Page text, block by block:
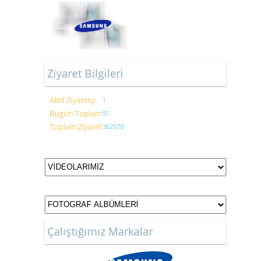
Ziyaret Bilgileri
Aktif Ziyaretçi 1
Bugün Toplam91
Toplam Ziyaret362570
Çalıştığımız Markalar